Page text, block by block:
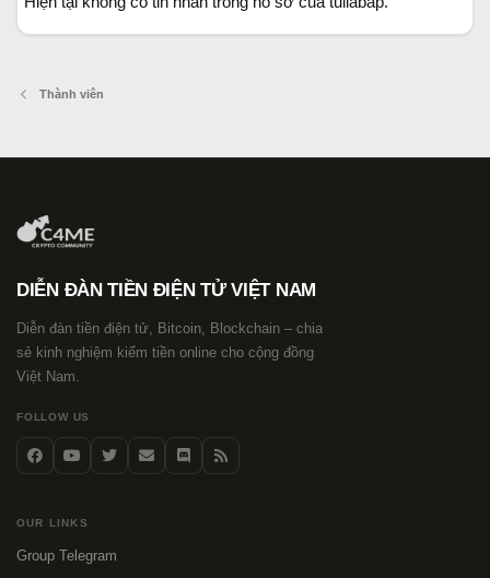
Thành viên
DIỄN ĐÀN TIỀN ĐIỆN TỬ VIỆT NAM
Diễn đàn tiền điện tử, Bitcoin, Blockchain – chia
sẻ kinh nghiệm kiếm tiền online cho cộng đồng
Việt Nam.
FOLLOW US
OUR LINKS
Group Telegram